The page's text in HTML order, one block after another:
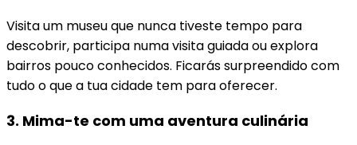
Visita um museu que nunca tiveste tempo para
descobrir, participa numa visita guiada ou explora
bairros pouco conhecidos. Ficarás surpreendido com
tudo o que a tua cidade tem para oferecer.
3. Mima-te com uma aventura culinária